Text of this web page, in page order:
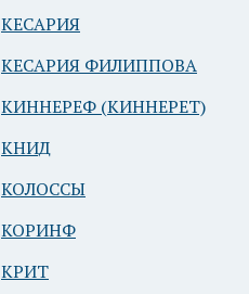
КЕСАРИЯ
КЕСАРИЯ ФИЛИППОВА
КИННЕРЕФ (КИННЕРЕТ)
КНИД
КОЛОССЫ
КОРИНФ
КРИТ